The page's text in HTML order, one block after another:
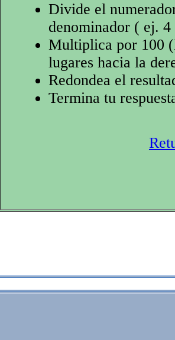
Divide el
denominador ( ej.
Multiplica por 100
lugares hacia la
Redondea el
Termina tu